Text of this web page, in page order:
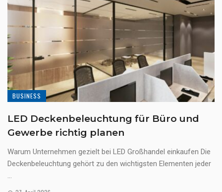
BUSINESS
LED Deckenbeleuchtung für Büro und
Gewerbe richtig planen
Warum Unternehmen gezielt bei LED Großhandel einkaufen Die
Deckenbeleuchtung gehört zu den wichtigsten Elementen jeder
...